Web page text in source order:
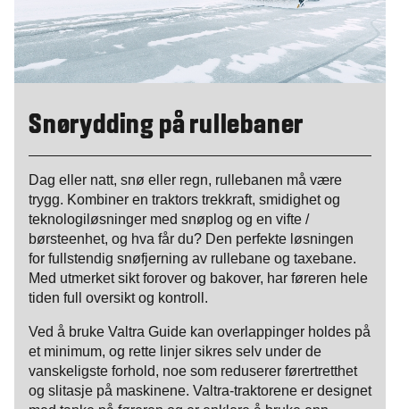
Snørydding på rullebaner
Dag eller natt, snø eller regn, rullebanen må være
trygg. Kombiner en traktors trekkraft, smidighet og
teknologiløsninger med snøplog og en vifte /
børsteenhet, og hva får du? Den perfekte løsningen
for fullstendig snøfjerning av rullebane og taxebane.
Med utmerket sikt forover og bakover, har føreren hele
tiden full oversikt og kontroll.
Ved å bruke Valtra Guide kan overlappinger holdes på
et minimum, og rette linjer sikres selv under de
vanskeligste forhold, noe som reduserer førertretthet
og slitasje på maskinene. Valtra-traktorene er designet